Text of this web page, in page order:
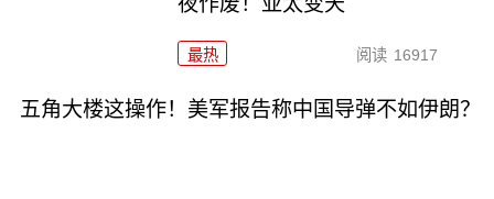
最热 阅读 16917
五角大楼这操作！美军报告称中国导弹不如伊朗？